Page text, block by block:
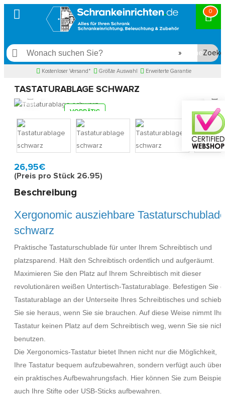
0
Suche
Kostenloser Versand* Größte Auswahl Erweiterte Garantie
TASTATURABLAGE SCHWARZ
VORRÄTIG
Schnell zu Hause, 2 bis 3 Werktagen
26,95€
(Preis pro Stück 26.95)
Beschreibung
Xergonomic ausziehbare
schwarz
Praktische Tastaturschublade für unter Ihrem Schreibtisch und
platzsparend. Hält den Schreibtisch ordentlich und aufgeräumt.
Maximieren Sie den Platz auf Ihrem Schreibtisch mit dieser
revolutionären weißen Untertisch-Tastaturablage. Befestigen Sie
Tastaturablage an der Unterseite Ihres Schreibtisches und
Sie sie heraus, wenn Sie sie brauchen. Auf diese Weise nimmt
Tastatur keinen Platz auf dem Schreibtisch weg, wenn Sie sie nicht
benutzen.
Die Xergonomics-Tastatur bietet Ihnen nicht nur die Möglichkeit,
Ihre Tastatur bequem aufzubewahren, sondern verfügt auch über
ein praktisches Aufbewahrungsfach. Hier können Sie zum Beispiel
auch Ihre Stifte oder USB-Sticks aufbewahren.